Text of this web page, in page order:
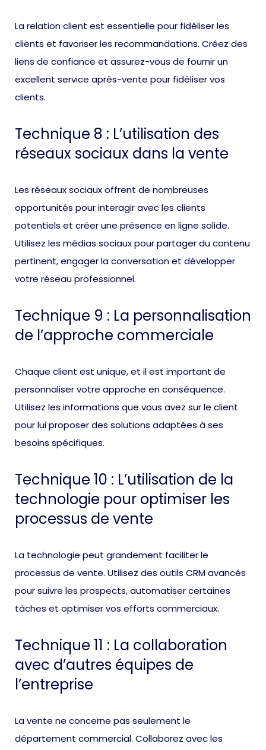
La relation client est essentielle pour fidéliser les
clients et favoriser les recommandations. Créez des
liens de confiance et assurez-vous de fournir un
excellent service après-vente pour fidéliser vos
clients.
Technique 8 : L’utilisation des
réseaux sociaux dans la vente
Les réseaux sociaux offrent de nombreuses
opportunités pour interagir avec les clients
potentiels et créer une présence en ligne solide.
Utilisez les médias sociaux pour partager du contenu
pertinent, engager la conversation et développer
votre réseau professionnel.
Technique 9 : La personnalisation
de l’approche commerciale
Chaque client est unique, et il est important de
personnaliser votre approche en conséquence.
Utilisez les informations que vous avez sur le client
pour lui proposer des solutions adaptées à ses
besoins spécifiques.
Technique 10 : L’utilisation de la
technologie pour optimiser les
processus de vente
La technologie peut grandement faciliter le
processus de vente. Utilisez des outils CRM avancés
pour suivre les prospects, automatiser certaines
tâches et optimiser vos efforts commerciaux.
Technique 11 : La collaboration
avec d’autres équipes de
l’entreprise
La vente ne concerne pas seulement le
département commercial. Collaborez avec les